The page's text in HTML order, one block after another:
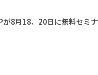
8月18、20日に無料セミ